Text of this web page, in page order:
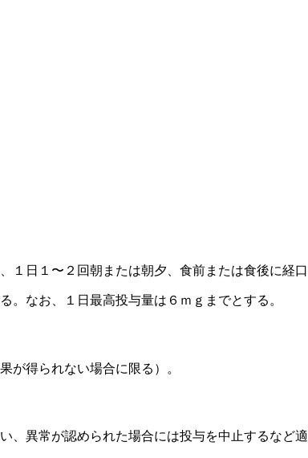
日１〜２回朝または朝夕、食前または食後に経口
。なお、１日最高投与量は６ｍｇまでとする。
が得られない場合に限る）。
異常が認められた場合には投与を中止するなど適